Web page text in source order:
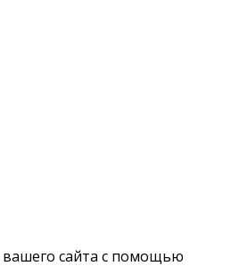
сайта с помощью